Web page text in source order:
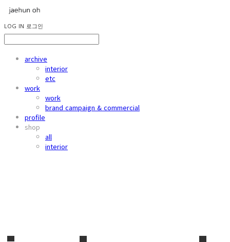
LOG IN 로그인
archive
interior
etc
work
work
brand campaign & commercial
profile
shop
all
interior